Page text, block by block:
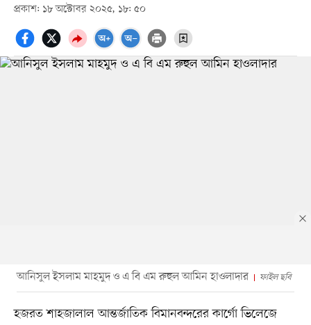
প্রকাশ: ১৮ অক্টোবর ২০২৫, ১৮: ৫০
আনিসুল ইসলাম মাহমুদ ও এ বি এম রুহুল আমিন হাওলাদার ফাইল ছবি
হজরত শাহজালাল আন্তর্জাতিক বিমানবন্দরের কার্গো ভিলেজে